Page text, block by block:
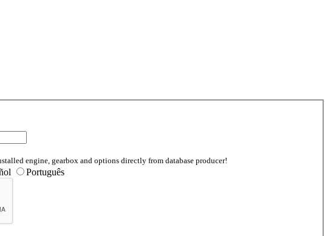
engine, gearbox and options directly from database producer!
Português